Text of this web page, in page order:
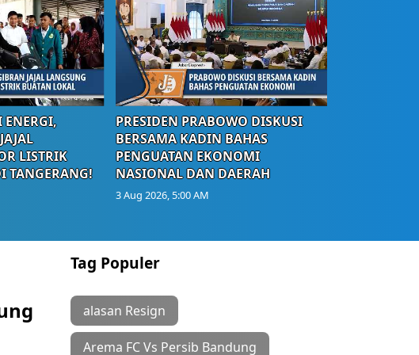
ENERGI,
LISTRIK
TANGERANG!
PRESIDEN PRABOWO DISKUSI
BERSAMA KADIN BAHAS
PENGUATAN EKONOMI
NASIONAL DAN DAERAH
3 Aug 2026, 5:00 AM
Tag Populer
alasan Resign
Arema FC Vs Persib Bandung